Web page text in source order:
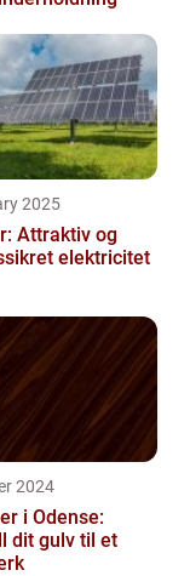
2025
Attraktiv og
elektricitet
2024
i Odense:
dit gulv til et